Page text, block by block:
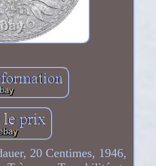
20 Centimes, 1946,